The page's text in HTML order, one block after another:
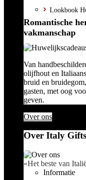
Lookbook
Romantische
vakmanschap
Van
olijfhout en
bruid en
gasten, met oog
geven.
Over ons
Over Italy
«Het beste van
Informatie